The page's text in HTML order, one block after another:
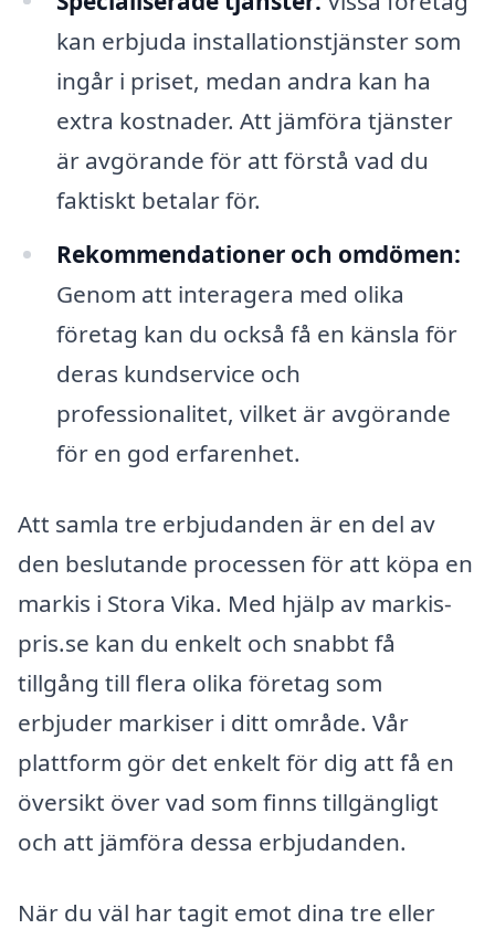
kan erbjuda installationstjänster som
ingår i priset, medan andra kan ha
extra kostnader. Att jämföra tjänster
är avgörande för att förstå vad du
faktiskt betalar för.
Rekommendationer och omdömen:
Genom att interagera med olika
företag kan du också få en känsla för
deras kundservice och
professionalitet, vilket är avgörande
för en god erfarenhet.
Att samla tre erbjudanden är en del av
den beslutande processen för att köpa en
markis i Stora Vika. Med hjälp av markis-
pris.se kan du enkelt och snabbt få
tillgång till flera olika företag som
erbjuder markiser i ditt område. Vår
plattform gör det enkelt för dig att få en
översikt över vad som finns tillgängligt
och att jämföra dessa erbjudanden.
När du väl har tagit emot dina tre eller